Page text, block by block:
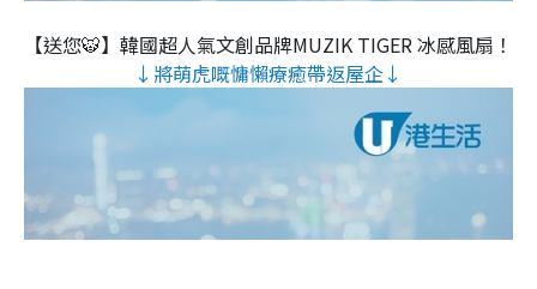
【送您🐯】韓國超人氣文創品牌MUZIK TIGER 冰感風扇！
↓將萌虎嘅慵懶療癒帶返屋企↓